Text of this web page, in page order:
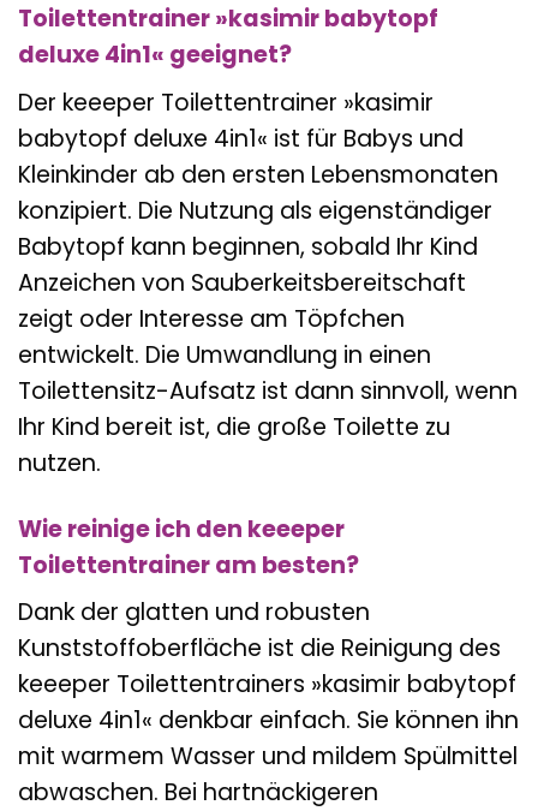
Toilettentrainer »kasimir babytopf
deluxe 4in1« geeignet?
Der keeeper Toilettentrainer »kasimir
babytopf deluxe 4in1« ist für Babys und
Kleinkinder ab den ersten Lebensmonaten
konzipiert. Die Nutzung als eigenständiger
Babytopf kann beginnen, sobald Ihr Kind
Anzeichen von Sauberkeitsbereitschaft
zeigt oder Interesse am Töpfchen
entwickelt. Die Umwandlung in einen
Toilettensitz-Aufsatz ist dann sinnvoll, wenn
Ihr Kind bereit ist, die große Toilette zu
nutzen.
Wie reinige ich den keeeper
Toilettentrainer am besten?
Dank der glatten und robusten
Kunststoffoberfläche ist die Reinigung des
keeeper Toilettentrainers »kasimir babytopf
deluxe 4in1« denkbar einfach. Sie können ihn
mit warmem Wasser und mildem Spülmittel
abwaschen. Bei hartnäckigeren